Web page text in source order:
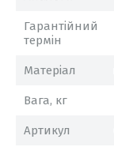
Гарантійний
термін
Матеріал
Вага, кг
Артикул